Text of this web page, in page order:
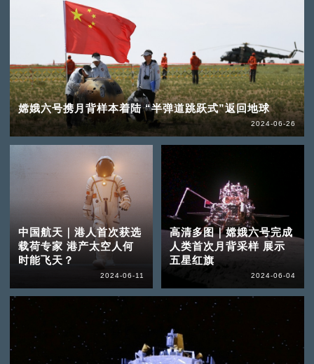
嫦娥六号携月背样本着陆 “半弹道跳跃式”返回地球
2024-06-26
中国航天｜港人首次获选
载荷专家 港产太空人何
时能飞天？
2024-06-11
高清多图｜嫦娥六号完成
人类首次月背采样 展示
五星红旗
2024-06-04